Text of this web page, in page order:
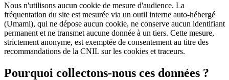
Nous n'utilisons aucun cookie de mesure d'audience. La
fréquentation du site est mesurée via un outil interne auto-hébergé
(Umami), qui ne dépose aucun cookie, ne conserve aucun identifiant
permanent et ne transmet aucune donnée à un tiers. Cette mesure,
strictement anonyme, est exemptée de consentement au titre des
recommandations de la CNIL sur les cookies et traceurs.
Pourquoi collectons-nous ces données ?